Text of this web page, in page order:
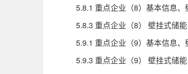
5.8.1 重点企业（8）基本信息、
5.8.3 重点企业（8） 壁挂式储能
5.9.1 重点企业（9）基本信息、
5.9.3 重点企业（9） 壁挂式储能